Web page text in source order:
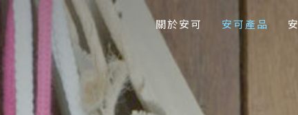
關於安可 安可產品